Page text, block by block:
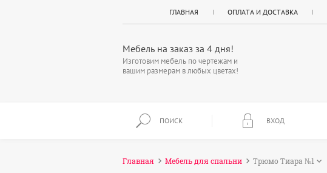
ГЛАВНАЯ ОПЛАТА И ДОСТАВКА
Мебель на заказ за 4 дня!
Изготовим мебель по чертежам и
вашим размерам в любых цветах!
ПОИСК ВХОД
Главная Мебель для спальни Трюмо Тиара №1